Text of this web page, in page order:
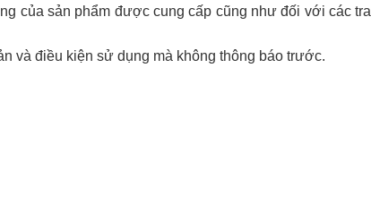
của sản phẩm được cung cấp cũng như đối với các
và điều kiện sử dụng mà không thông báo trước.